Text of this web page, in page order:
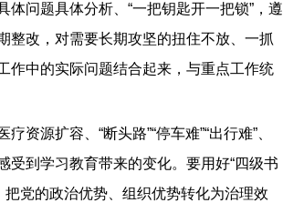
问题具体分析、“一把钥匙开一把锁”，遵
整改，对需要长期攻坚的扭住不放、一抓
作中的实际问题结合起来，与重点工作统
源扩容、“断头路”“停车难”“出行难”、
到学习教育带来的变化。要用好“四级书
党的政治优势、组织优势转化为治理效